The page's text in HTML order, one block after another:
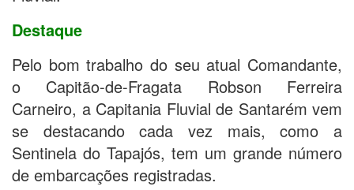
Destaque
Pelo bom trabalho do seu atual Comandante,
o Capitão-de-Fragata Robson Ferreira
Carneiro, a Capitania Fluvial de Santarém vem
se destacando cada vez mais, como a
Sentinela do Tapajós, tem um grande número
de embarcações registradas.